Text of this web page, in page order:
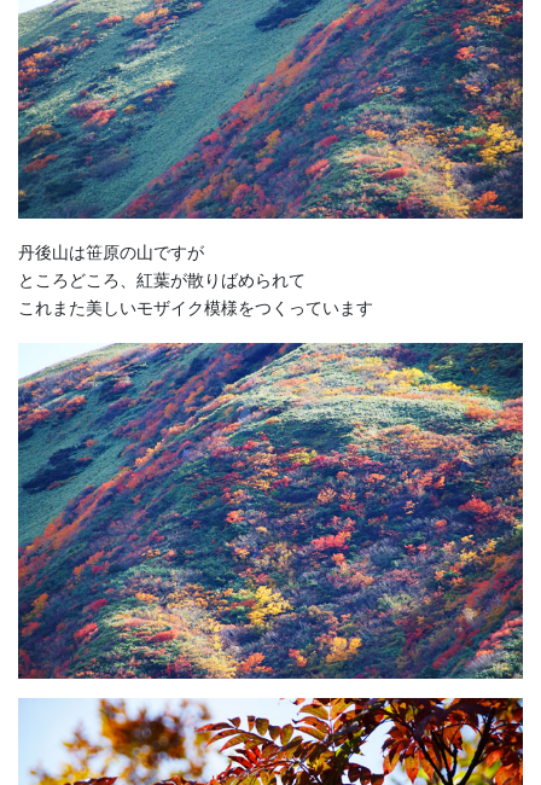
丹後山は笹原の山ですが
ところどころ、紅葉が散りばめられて
これまた美しいモザイク模様をつくっています